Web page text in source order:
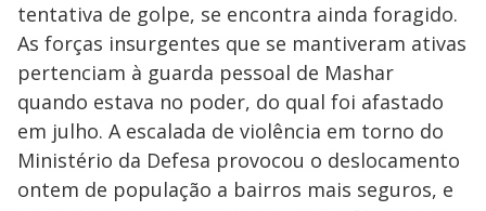
tentativa de golpe, se encontra ainda foragido.
As forças insurgentes que se mantiveram ativas
pertenciam à guarda pessoal de Mashar
quando estava no poder, do qual foi afastado
em julho. A escalada de violência em torno do
Ministério da Defesa provocou o deslocamento
ontem de população a bairros mais seguros, e